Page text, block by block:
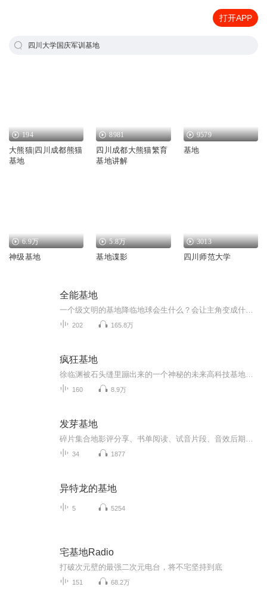
打开APP
四川大学国庆军训基地
194
大熊猫|四川成都熊猫
基地
8981
四川成都大熊猫繁育
基地讲解
9579
基地
6.9万
神级基地
5.8万
基地谍影
3013
四川师范大学
全能基地
202 165.8万
疯狂基地
160 8.9万
发芽基地
34 1877
异特龙的基地
5 5254
宅基地Radio
打破次元壁的最强二次元电台，将不宅坚持到底
151 68.2万